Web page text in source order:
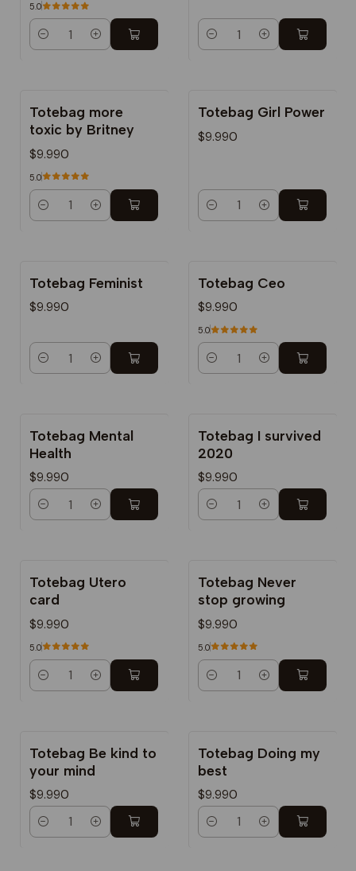
5.0
Cantidad Cantidad
Totebag more
toxic by Britney
$9.990
5.0
Cantidad
Totebag Girl Power
$9.990
Cantidad
Totebag Feminist
$9.990
Cantidad
Totebag Ceo
$9.990
5.0
Cantidad
Totebag Mental
Health
$9.990
Cantidad
Totebag I survived
2020
$9.990
Cantidad
Totebag Utero
card
$9.990
5.0
Cantidad
Totebag Never
stop growing
$9.990
5.0
Cantidad
Totebag Be kind to
your mind
$9.990
Cantidad
Totebag Doing my
best
$9.990
Cantidad